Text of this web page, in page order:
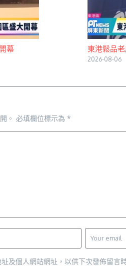
幕 東港鬆品
2026-08-06
。 必填欄位標示為 *
及個人網站網址，以供下次發佈留言